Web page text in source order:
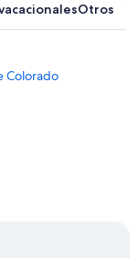
Otros
Colorado